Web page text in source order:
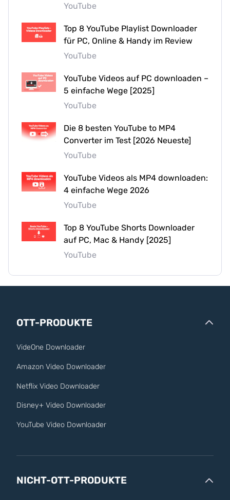
YouTube
Top 8 YouTube Playlist Downloader
für PC, Online & Handy im Review
YouTube
YouTube Videos auf PC downloaden –
5 einfache Wege [2025]
YouTube
Die 8 besten YouTube to MP4
Converter im Test [2026 Neueste]
YouTube
YouTube Videos als MP4 downloaden:
4 einfache Wege 2026
YouTube
Top 8 YouTube Shorts Downloader
auf PC, Mac & Handy [2025]
YouTube
OTT-PRODUKTE
VideOne Downloader
Amazon Video Downloader
Netflix Video Downloader
Disney+ Video Downloader
YouTube Video Downloader
NICHT-OTT-PRODUKTE